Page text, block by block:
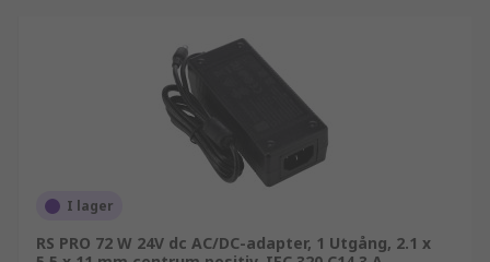
I lager
RS PRO 72 W 24V dc AC/DC-adapter, 1 Utgång, 2.1 x